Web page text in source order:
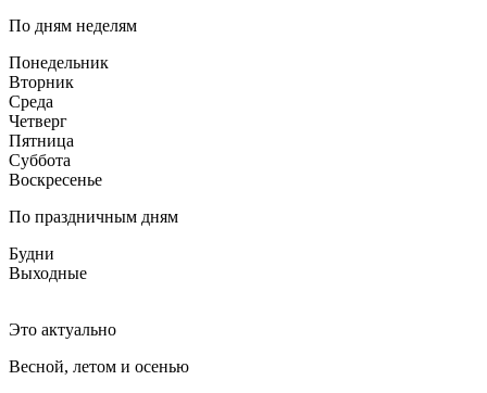
По дням неделям
Понедельник
Вторник
Среда
Четверг
Пятница
Суббота
Воскресенье
По праздничным дням
Будни
Выходные
Это актуально
Весной, летом и осенью